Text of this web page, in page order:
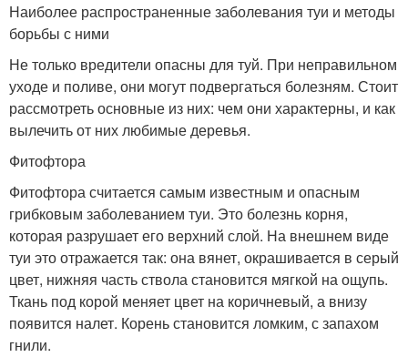
Наиболее распространенные заболевания туи и методы
борьбы с ними
Не только вредители опасны для туй. При неправильном
уходе и поливе, они могут подвергаться болезням. Стоит
рассмотреть основные из них: чем они характерны, и как
вылечить от них любимые деревья.
Фитофтора
Фитофтора считается самым известным и опасным
грибковым заболеванием туи. Это болезнь корня,
которая разрушает его верхний слой. На внешнем виде
туи это отражается так: она вянет, окрашивается в серый
цвет, нижняя часть ствола становится мягкой на ощупь.
Ткань под корой меняет цвет на коричневый, а внизу
появится налет. Корень становится ломким, с запахом
гнили.